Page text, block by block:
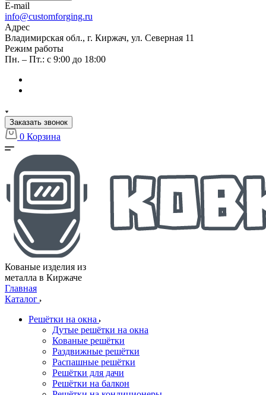
E-mail
info@customforging.ru
Адрес
Владимирская обл., г. Киржач, ул. Северная 11
Режим работы
Пн. – Пт.: с 9:00 до 18:00
Заказать звонок
0 Корзина
Кованые изделия из
металла в Киржаче
Главная
Каталог
Решётки на окна
Дутые решётки на окна
Кованые решётки
Раздвижные решётки
Распашные решётки
Решётки для дачи
Решётки на балкон